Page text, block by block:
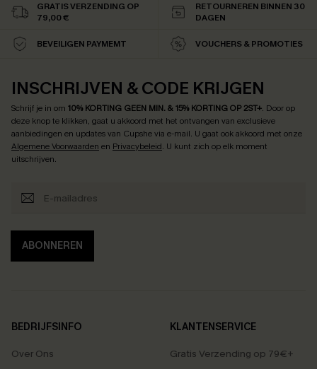
GRATIS VERZENDING OP
79,00 €
RETOURNEREN BINNEN 30
DAGEN
BEVEILIGEN PAYMEMT VOUCHERS & PROMOTIES
INSCHRIJVEN & CODE KRIJGEN
Schrijf je in om 10% KORTING GEEN MIN. & 15% KORTING OP 2ST+. Door op
deze knop te klikken, gaat u akkoord met het ontvangen van exclusieve
aanbiedingen en updates van Cupshe via e-mail. U gaat ook akkoord met onze
Algemene Voorwaarden en Privacybeleid. U kunt zich op elk moment
uitschrijven.
ABONNEREN
BEDRIJFSINFO
Over Ons
KLANTENSERVICE
Gratis Verzending op 79€+